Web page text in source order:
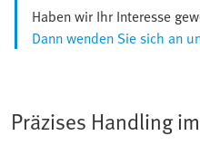
Haben wir Ihr Interesse
Dann wenden Sie sich an
Präzises Handling